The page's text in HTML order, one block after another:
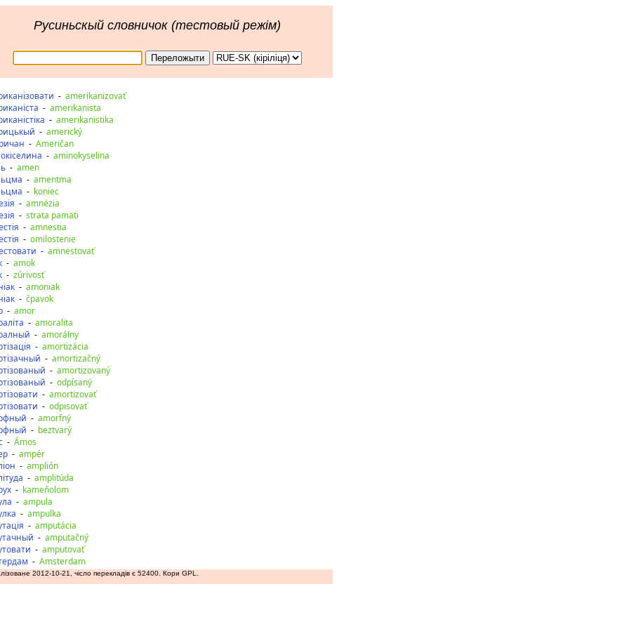
Русиньскый словничок (тестовый режім)
- amerikanizovať
- amerikanista
- amerikanistika
- americký
- Američan
- aminokyselina
- amen
- amentma
- koniec
- amnézia
- strata pamäti
- amnestia
- omilostenie
- amnestovať
- amok
- zúrivosť
- amoniak
- čpavok
- amor
- amoralita
- amorálny
- amortizácia
- amortizačný
- amortizovaný
- odpísaný
- amortizovať
- odpisovať
- amorfný
- beztvarý
- Ámos
- ampér
- amplión
- amplitúda
- kameňolom
- ampula
- ampulka
- amputácia
- amputačný
- amputovať
- Amsterdam
2012-10-21, чісло перекладів є 52400. Кори GPL.